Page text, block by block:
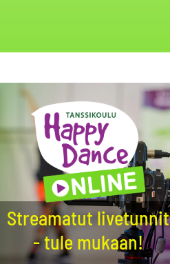
Streamatut livetunnit
- tule mukaan!